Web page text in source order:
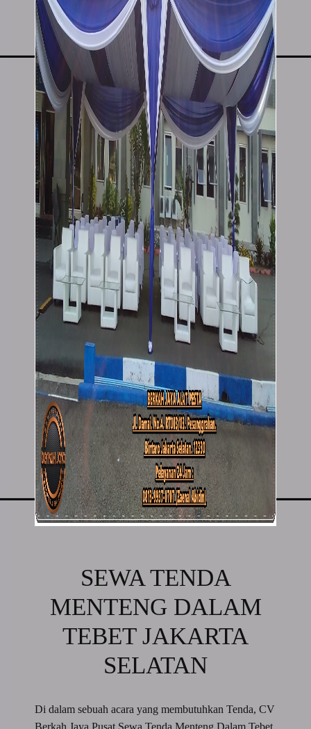
SEWA TENDA
MENTENG DALAM
TEBET JAKARTA
SELATAN
Di dalam sebuah acara yang membutuhkan Tenda, CV
Berkah Jaya Pusat Sewa Tenda Menteng Dalam Tebet